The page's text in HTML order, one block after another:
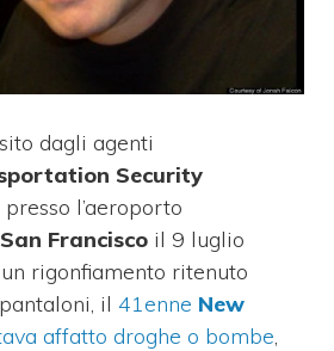
dagli agenti
Security
presso l’aeroporto
San Francisco il 9 luglio
rigonfiamento ritenuto
il 41enne New
affatto droghe o bombe,